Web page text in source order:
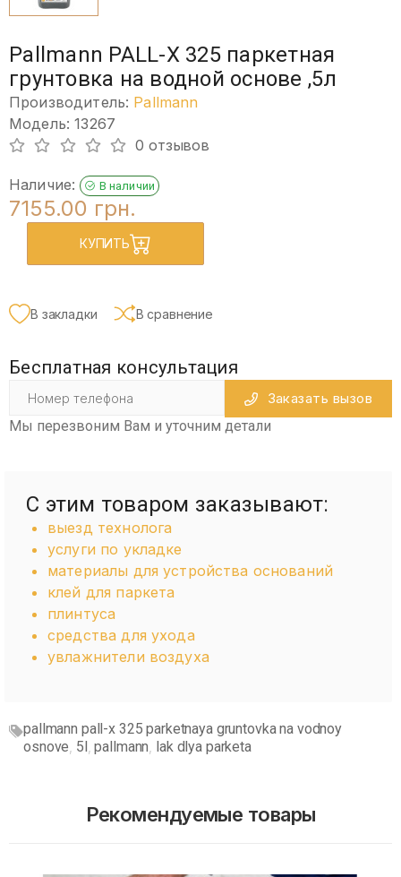
Pallmann PALL-X 325 паркетная
грунтовка на водной основе ,5л
Производитель: Pallmann
Модель: 13267
0 отзывов
Наличие: В наличии
7155.00 грн.
КУПИТЬ
В закладки В сравнение
Бесплатная консультация
Заказать вызов
Мы перезвоним Вам и уточним детали
С этим товаром заказывают:
выезд технолога
услуги по укладке
материалы для устройства оснований
клей для паркета
плинтуса
средства для ухода
увлажнители воздуха
pallmann pall-x 325 parketnaya gruntovka na vodnoy
osnove 5l ,pallmann lak dlya parketa
Рекомендуемые товары